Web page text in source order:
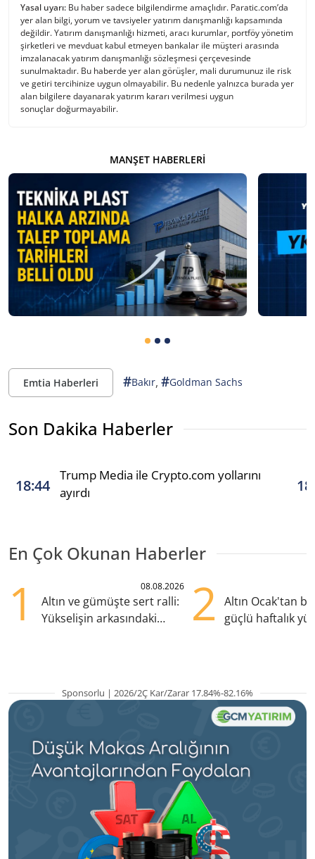
Yasal uyarı: Bu haber sadece bilgilendirme amaçlıdır. Paratic.com’da
yer alan bilgi, yorum ve tavsiyeler yatırım danışmanlığı kapsamında
değildir. Yatırım danışmanlığı hizmeti, aracı kurumlar, portföy yönetim
şirketleri ve mevduat kabul etmeyen bankalar ile müşteri arasında
imzalanacak yatırım danışmanlığı sözleşmesi çerçevesinde
sunulmaktadır. Bu haberde yer alan görüşler, mali durumunuz ile risk
ve getiri tercihinize uygun olmayabilir. Bu nedenle yalnızca burada yer
alan bilgilere dayanarak yatırım kararı verilmesi uygun
sonuçlar doğurmayabilir.
MANŞET HABERLERI
Emtia Haberleri #Bakır, #Goldman Sachs
Son Dakika Haberler
18:44
Trump Media ile Crypto.com yollarını
ayırdı
En Çok Okunan Haberler
1 08.08.2026
Altın ve gümüşte sert ralli:
Yükselişin arkasındaki
2
Altın Ocak'tan
güçlü haftalık
Sponsorlu | 2026/2Ç Kar/Zarar 17.84%-82.16%